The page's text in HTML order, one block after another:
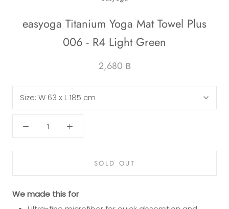
easyoga Titanium Yoga Mat Towel Plus
006 - R4 Light Green
2,680 ฿
Size: W 63 x L 185 cm
SOLD OUT
We made this for